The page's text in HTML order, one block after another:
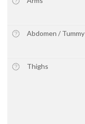
Abdomen / Tummy
Thighs